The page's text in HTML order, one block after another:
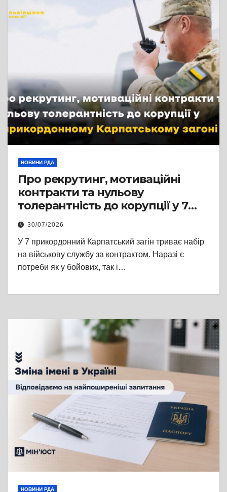
НОВИНИ РДА
Про рекрутинг, мотиваційні
контракти та нульову
толерантність до корупції у 7
прикордонному Карпатському
загоні
30/07/2026
У 7 прикордонний Карпатський загін триває набір
на військову службу за контрактом. Наразі є
потреби як у бойових, так і…
НОВИНИ РДА